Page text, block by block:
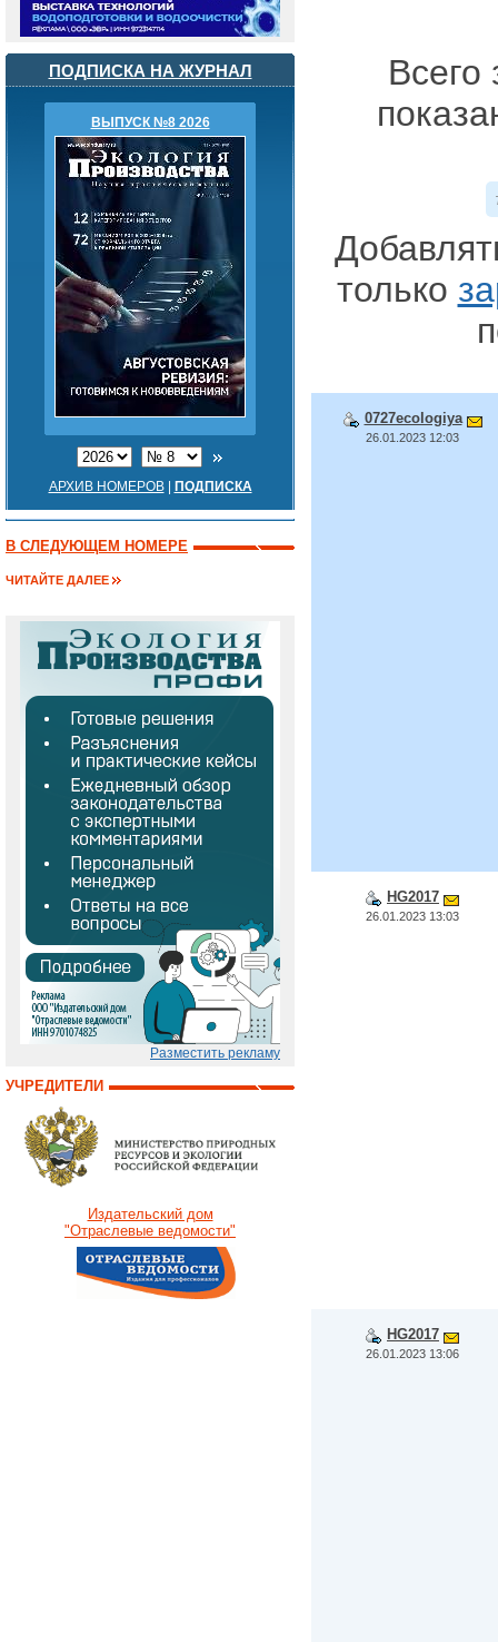
ПОДПИСКА НА ЖУРНАЛ
ВЫПУСК №8 2026
АРХИВ НОМЕРОВ| ПОДПИСКА
В СЛЕДУЮЩЕМ НОМЕРЕ
ЧИТАЙТЕ ДАЛЕЕ
Разместить рекламу
УЧРЕДИТЕЛИ
Издательский дом
"Отраслевые ведомости"
Всего
только
0727ecologiya
26.01.2023 12:03
HG2017
26.01.2023 13:03
HG2017
26.01.2023 13:06